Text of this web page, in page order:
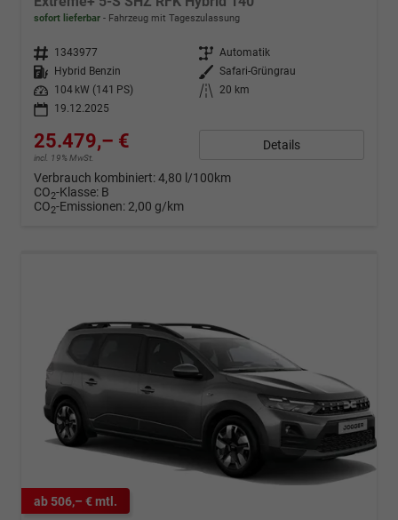
sofort lieferbar Fahrzeug mit Tageszulassung
Fahrzeugnr. 1343977 Getriebe Automatik
Kraftstoff
Hybrid Benzin Außenfarbe Safari-Grüngrau
Leistung
104 kW (141 PS) Kilometerstand
20 km
19.12.2025
25.479,– €
incl. 19% MwSt.
Details
Verbrauch kombiniert:4,80 l/100km
CO2-Klasse: B
CO2-Emissionen: 2,00 g/km
ab 506,– € mtl.